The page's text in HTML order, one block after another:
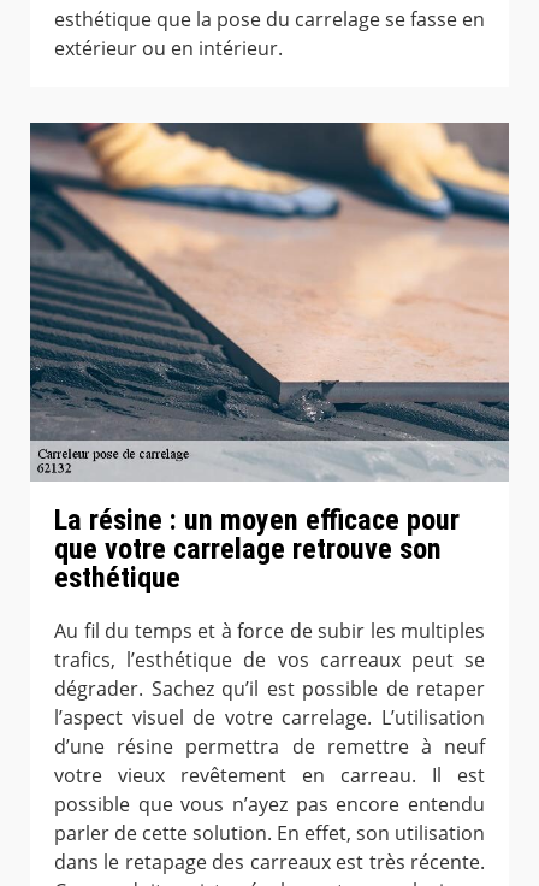
esthétique que la pose du carrelage se fasse en
extérieur ou en intérieur.
La résine : un moyen efficace pour
que votre carrelage retrouve son
esthétique
Au fil du temps et à force de subir les multiples
trafics, l’esthétique de vos carreaux peut se
dégrader. Sachez qu’il est possible de retaper
l’aspect visuel de votre carrelage. L’utilisation
d’une résine permettra de remettre à neuf
votre vieux revêtement en carreau. Il est
possible que vous n’ayez pas encore entendu
parler de cette solution. En effet, son utilisation
dans le retapage des carreaux est très récente.